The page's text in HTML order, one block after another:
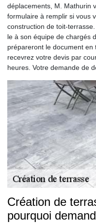
déplacements, M. Mathurin
formulaire à remplir si vous
construction de toit-
le à son équipe de chargés
prépareront le document
recevrez votre devis par
heures. Votre demande de
Création de
pourquoi